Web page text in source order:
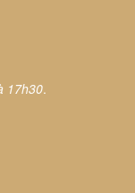
17h30.